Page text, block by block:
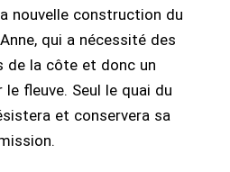
nouvelle construction du
qui a nécessité des
de la côte et donc un
fleuve. Seul le quai du
et conservera sa